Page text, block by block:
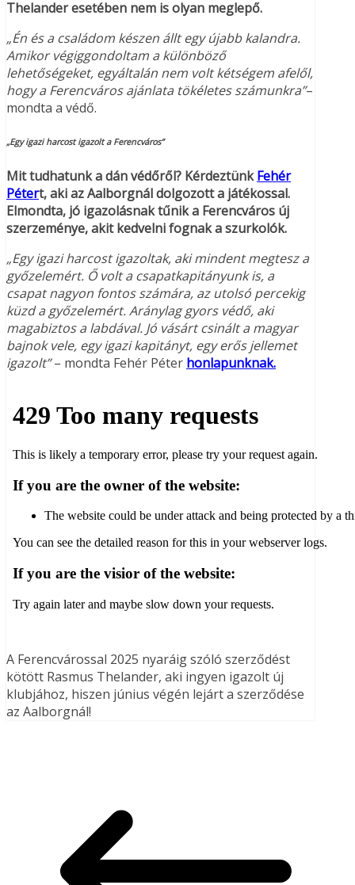
Thelander esetében nem is olyan meglepő.
„Én és a családom készen állt egy újabb kalandra.
Amikor végiggondoltam a különböző
lehetőségeket, egyáltalán nem volt kétségem afelől,
hogy a Ferencváros ajánlata tökéletes számunkra”–
mondta a védő.
„Egy igazi harcost igazolt a Ferencváros”
Mit tudhatunk a dán védőről? KérdeztünkFehér
Pétert, aki az Aalborgnál dolgozott a játékossal.
Elmondta, jó igazolásnak tűnik a Ferencváros új
szerzeménye, akit kedvelni fognak a szurkolók.
„Egy igazi harcost igazoltak, aki mindent megtesz a
győzelemért. Ő volt a csapatkapitányunk is, a
csapat nagyon fontos számára, az utolsó percekig
küzd a győzelemért. Aránylag gyors védő, aki
magabiztos a labdával. Jó vásárt csinált a magyar
bajnok vele, egy igazi kapitányt, egy erős jellemet
igazolt”– mondta Fehér Péter honlapunknak.
A Ferencvárossal 2025 nyaráig szóló szerződést
kötött Rasmus Thelander, aki ingyen igazolt új
klubjához, hiszen június végén lejárt a szerződése
az Aalborgnál!